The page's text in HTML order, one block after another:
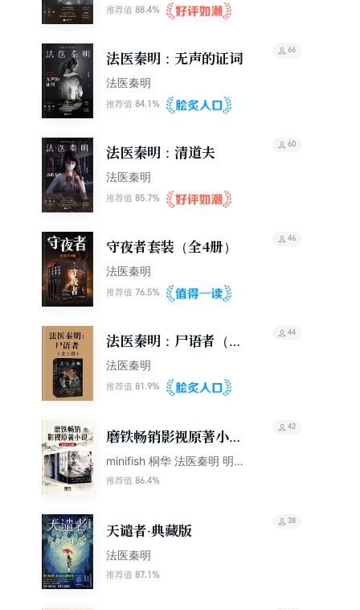
推荐值 88.4%
法医秦明：无声的证词
法医秦明
推荐值 84.1%
66
法医秦明：清道夫
法医秦明
推荐值 85.7%
60
守夜者套装（全4册）
法医秦明
推荐值 76.5%
46
法医秦明：尸语者（全
2册）
法医秦明
推荐值 81.9%
44
磨铁畅销影视原著小说
（套装11册）
minifish 桐华 法医秦明 明前
雨后 袁帅 施屹 王静羽 王珂
推荐值 86.4%
42
天谴者·典藏版
法医秦明
推荐值 87.1%
38